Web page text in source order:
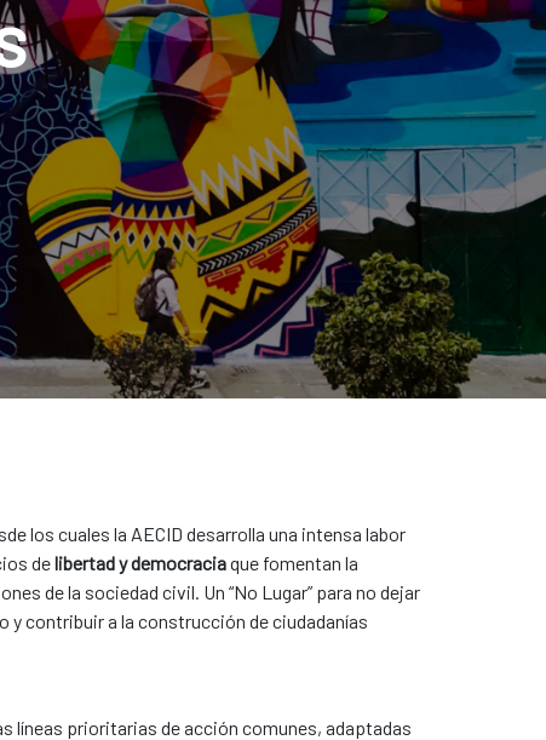
los cuales la AECID desarrolla una intensa labor
delibertad y democraciaque fomentan la
de la sociedad civil. Un “No Lugar” para no dejar
y contribuir a la construcción de ciudadanías
líneas prioritarias de acción comunes, adaptadas